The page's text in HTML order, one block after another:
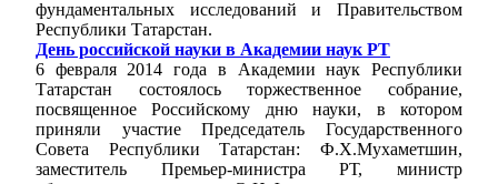
фундаментальных исследований и Правительством
Республики Татарстан.
День российской науки в Академии наук РТ
6 февраля 2014 года в Академии наук Республики
Татарстан состоялось торжественное собрание,
посвященное Российскому дню науки, в котором
приняли участие Председатель Государственного
Совета Республики Татарстан: Ф.Х.Мухаметшин,
заместитель Премьер-министра РТ, министр